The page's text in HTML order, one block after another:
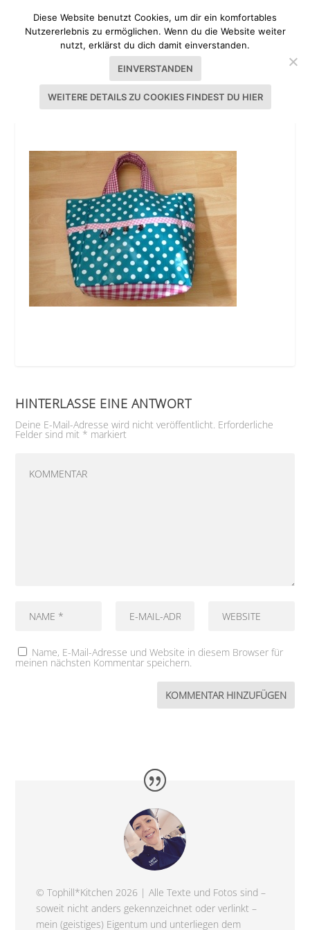
20130720-135308.JPG
HINTERLASSE EINE ANTWORT
Deine E-Mail-Adresse wird nicht veröffentlicht. Erforderliche
Felder sind mit * markiert
Name, E-Mail-Adresse und Website in diesem Browser für
meinen nächsten Kommentar speichern.
© Tophill*Kitchen 2026 | Alle Texte und Fotos sind –
soweit nicht anders gekennzeichnet oder verlinkt –
mein (geistiges) Eigentum und unterliegen dem
Diese Website benutzt Cookies, um dir ein komfortables
Nutzererlebnis zu ermöglichen. Wenn du die Website weiter
nutzt, erklärst du dich damit einverstanden.
EINVERSTANDEN
WEITERE DETAILS ZU COOKIES FINDEST DU HIER